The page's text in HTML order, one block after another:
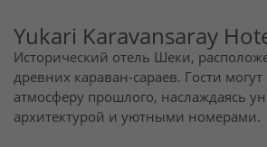
Yukari Karavansaray
Исторический отель Шеки,
древних караван-сараев. Гости могут
атмосферу прошлого, наслаждаясь
архитектурой и уютными номерами.